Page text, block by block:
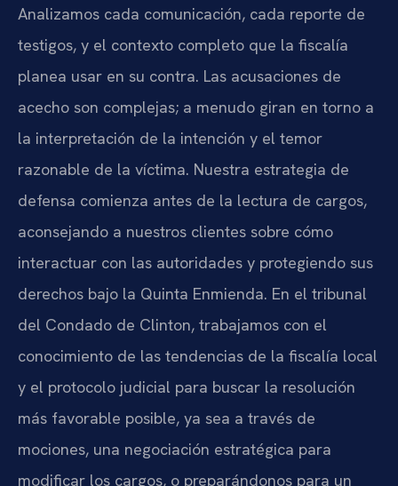
Analizamos cada comunicación, cada reporte de
testigos, y el contexto completo que la fiscalía
planea usar en su contra. Las acusaciones de
acecho son complejas; a menudo giran en torno a
la interpretación de la intención y el temor
razonable de la víctima. Nuestra estrategia de
defensa comienza antes de la lectura de cargos,
aconsejando a nuestros clientes sobre cómo
interactuar con las autoridades y protegiendo sus
derechos bajo la Quinta Enmienda. En el tribunal
del Condado de Clinton, trabajamos con el
conocimiento de las tendencias de la fiscalía local
y el protocolo judicial para buscar la resolución
más favorable posible, ya sea a través de
mociones, una negociación estratégica para
modificar los cargos, o preparándonos para un